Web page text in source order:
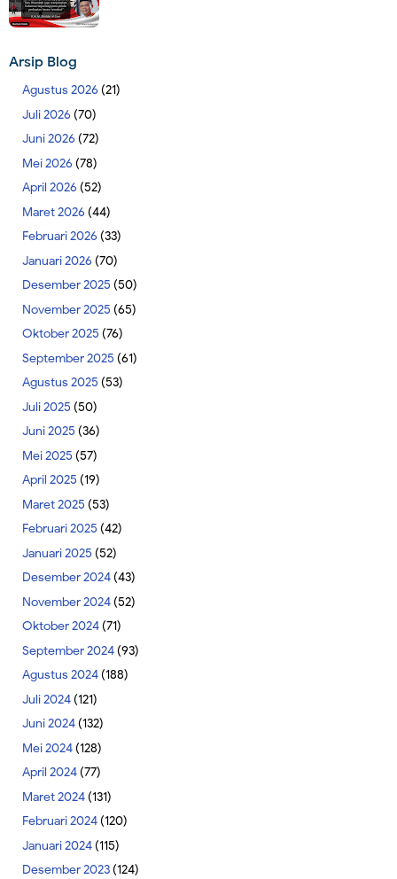
Arsip Blog
Agustus 2026 (21)
Juli 2026 (70)
Juni 2026 (72)
Mei 2026 (78)
April 2026 (52)
Maret 2026 (44)
Februari 2026 (33)
Januari 2026 (70)
Desember 2025 (50)
November 2025 (65)
Oktober 2025 (76)
September 2025 (61)
Agustus 2025 (53)
Juli 2025 (50)
Juni 2025 (36)
Mei 2025 (57)
April 2025 (19)
Maret 2025 (53)
Februari 2025 (42)
Januari 2025 (52)
Desember 2024(43)
November 2024(52)
Oktober 2024(71)
September 2024(93)
Agustus 2024(188)
Juli 2024(121)
Juni 2024(132)
Mei 2024(128)
April 2024(77)
Maret 2024(131)
Februari 2024(120)
Januari 2024(115)
Desember 2023(124)